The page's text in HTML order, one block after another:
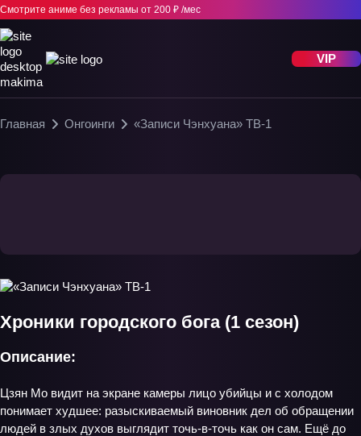
Смотрите аниме без рекламы от 200 ₽ /мес
VIP
Главная Онгоинги «Записи Чэнхуана» ТВ-1
Хроники городского бога (1 сезон)
Описание:
Цзян Мо видит на экране камеры лицо убийцы и с холодом
понимает худшее: разыскиваемый виновник дел об обращении
людей в злых духов выглядит точь-в-точь как он сам. Ещё до